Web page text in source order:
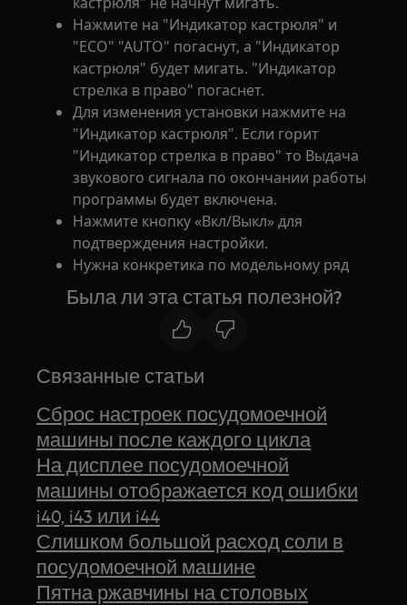
Нажмите на "Индикатор кастрюля" и
"ECO" "AUTO" погаснут, а "Индикатор
кастрюля" будет мигать. "Индикатор
стрелка в право" погаснет.
Для изменения установки нажмите на
"Индикатор кастрюля". Если горит
"Индикатор стрелка в право" то Выдача
звукового сигнала по окончании работы
программы будет включена.
Нажмите кнопку «Вкл/Выкл» для
подтверждения настройки.
Нужна конкретика по модельному ряд
Была ли эта статья полезной?
Связанные статьи
Сброс настроек посудомоечной
машины после каждого цикла
На дисплее посудомоечной
машины отображается код ошибки
i40, i43 или i44
Слишком большой расход соли в
посудомоечной машине
Пятна ржавчины на столовых